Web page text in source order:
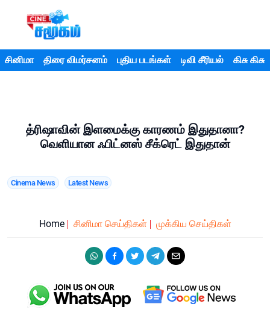
சினிமா திரை விமர்சனம் புதிய படங்கள் டிவி சீரியல் கிசு கிசு
த்ரிஷாவின் இளமைக்கு காரணம் இதுதானா?
வெளியான ஃபிட்னஸ் சீக்ரெட் இதுதான்
Cinema News Latest News
Home சினிமா செய்திகள் முக்கிய செய்திகள்